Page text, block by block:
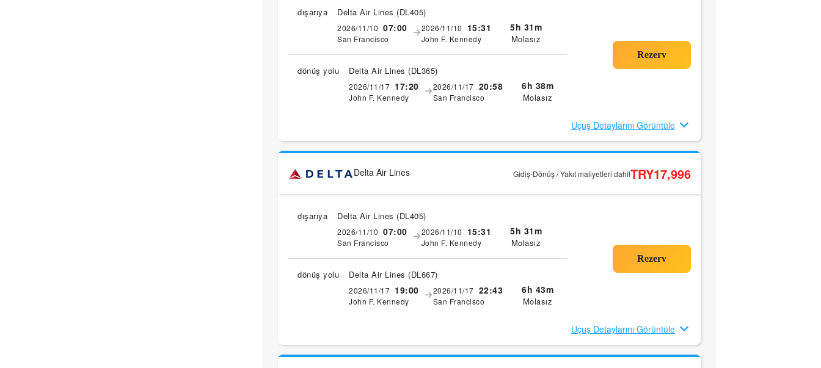
dışarıya Delta Air Lines (DL405)
2026/11/10 07:00
San Francisco
2026/11/10 15:31
John F. Kennedy
5h 31m
Molasız
dönüş yolu Delta Air Lines (DL365)
2026/11/17 17:20
John F. Kennedy
2026/11/17 20:58
San Francisco
6h 38m
Molasız
Uçuş Detaylarını Görüntüle
Delta Air Lines Gidiş-Dönüş / Yakıt maliyetleri dahilTRY17,996
dışarıya Delta Air Lines (DL405)
2026/11/10 07:00
San Francisco
2026/11/10 15:31
John F. Kennedy
5h 31m
Molasız
dönüş yolu Delta Air Lines (DL667)
2026/11/17 19:00
John F. Kennedy
2026/11/17 22:43
San Francisco
6h 43m
Molasız
Uçuş Detaylarını Görüntüle